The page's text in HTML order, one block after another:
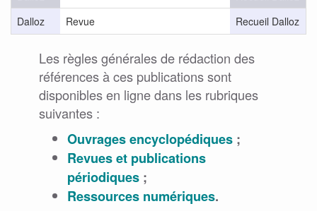
Dalloz
Revue Recueil Dalloz
Les règles générales de rédaction des
références à ces publications sont
disponibles en ligne dans les rubriques
suivantes :
Ouvrages encyclopédiques ;
Revues et publications
périodiques ;
Ressources numériques.